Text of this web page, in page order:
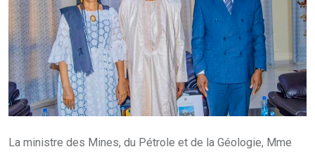
La ministre des Mines, du Pétrole et de la Géologie, Mme